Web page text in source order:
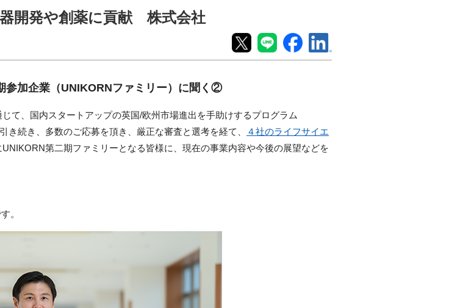
開発や創薬に貢献 株式会社
参加企業（UNIKORNファミリー）に聞く②
て、国内スタートアップの英国/欧州市場進出を手助けするプログラム
き続き、多数のご応募を頂き、厳正な審査と選考を経て、
４社のライフサイエ
第二期ファミリーとなる皆様に、現在の事業内容や今後の展望などを
。